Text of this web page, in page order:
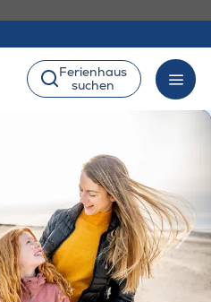
Ferienhaus
suchen